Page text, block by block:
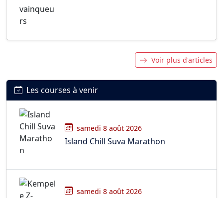
Voir plus d'articles
Les courses à venir
samedi 8 août 2026
Island Chill Suva Marathon
samedi 8 août 2026